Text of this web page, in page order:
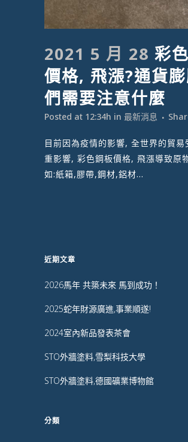
2021 5 月 28 彩
價格, 飛漲?通貨
們需要注意什麼
Posted at 12:34h in 最新消息
目前因為疫情的影響, 全世界的貿易
重影響, 彩色鋼板價格, 飛漲導致原
如:紙箱,膠帶,鋼材,鋁材...
近期文章
2026馬年 共築未來 馬到成功！
2025蛇年財源廣進,事業順遂!
2024室內新品發表茶會
STO外牆塗料,雪梨科技大學
STO外牆塗料,德國礦業博物館
分類